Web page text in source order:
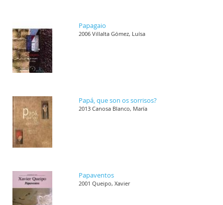
Papagaio
2006 Villalta Gómez, Luísa
Papá, que son os sorrisos?
2013 Canosa Blanco, María
Papaventos
2001 Queipo, Xavier